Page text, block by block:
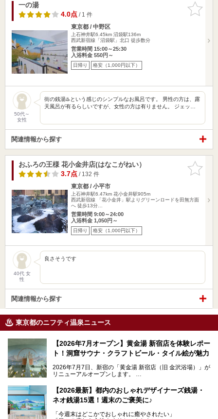
お気に入
りに追加
一の湯
4.0点/ 1 件
東京都 / 中野区
上石神井駅6.45km 沼袋駅136m
西武新宿線「沼袋駅」北口 徒歩数分
営業時間 15:00～25:30
入浴料金 550円～
日帰り 格安（1,000円以下）
50代～
女性
街の銭湯♨️という感じのシンプルなお風呂です。 男性の方は、露
天風呂が有るらしいですが、女性の方は有りません。 ジェッ…
関連情報から探す
お気に入
りに追加
おふろの王様 花小金井店(はなこがねい）
3.7点/ 132 件
東京都 / 小平市
上石神井駅6.47km 花小金井駅905m
西武新宿線 「花小金井」駅よりグリーンロードを田無方面
へ 徒歩13分…
営業時間 9:00～24:00
入浴料金 1,050円～
日帰り 格安（1,000円以下）
40代 女
性
良さそうです
関連情報から探す
東京都のニフティ温泉ニュース
【2026年7月オープン】黄金湯 新宿店を体験レポー
ト！洞窟サウナ・クラフトビール・タイル絵が魅力
2026年7月7日、新宿の「黄金湯 新宿店（旧 金沢浴場）」が
リニューアルオープンします。
レトロでノスタルジックなタイル絵はそのまま、昔からここ
を知る地元の人にも、新しく足を運んでくれる人にも愛され
る、今の時代の"銭湯"として生まれ変わりました。洞窟のよ
ビアバーなど、新しく登場したスポットも併せて紹介しま
【2026最新】都内のおしゃれデザイナーズ銭湯・
ネオ銭湯15選！週末のご褒美に♪
「今週末はどこかでおしゃれに癒やされたい」